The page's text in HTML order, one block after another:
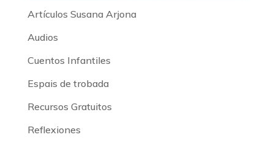
Artículos Susana Arjona
Audios
Cuentos Infantiles
Espais de trobada
Recursos Gratuitos
Reflexiones